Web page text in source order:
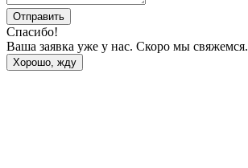
Отправить
Спасибо!
Ваша заявка уже у нас. Скоро мы свяжемся.
Хорошо, жду